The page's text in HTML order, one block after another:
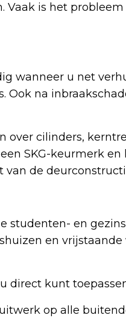
Vaak is het
wanneer u net
Ook na
over cilinders,
SKG-keurmerk
van de
studenten- en
en
direct kunt
op alle